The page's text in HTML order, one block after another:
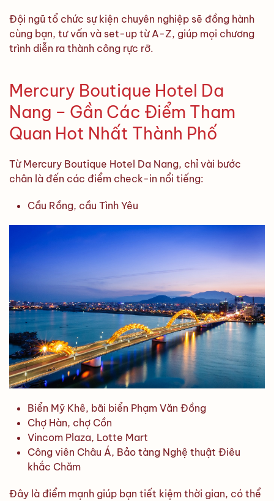
Đội ngũ tổ chức sự kiện chuyên nghiệp sẽ đồng hành
cùng bạn, tư vấn và set-up từ A-Z, giúp mọi chương
trình diễn ra thành công rực rỡ.
Mercury Boutique Hotel Da
Nang – Gần Các Điểm Tham
Quan Hot Nhất Thành Phố
Từ Mercury Boutique Hotel Da Nang, chỉ vài bước
chân là đến các điểm check-in nổi tiếng:
Cầu Rồng, cầu Tình Yêu
Biển Mỹ Khê, bãi biển Phạm Văn Đồng
Chợ Hàn, chợ Cồn
Vincom Plaza, Lotte Mart
Công viên Châu Á, Bảo tàng Nghệ thuật Điêu
khắc Chăm
Đây là điểm mạnh giúp bạn tiết kiệm thời gian, có thể